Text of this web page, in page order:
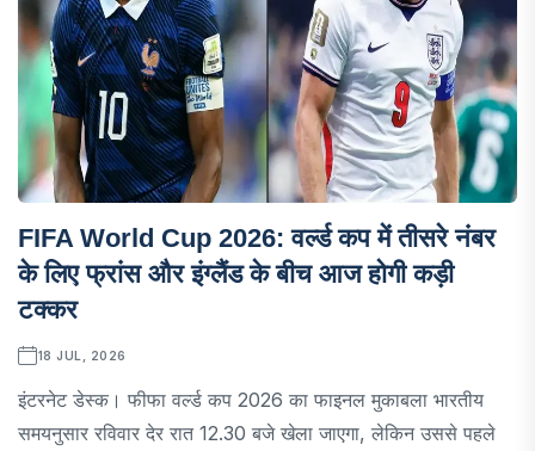
FIFA World Cup 2026: वर्ल्ड कप में तीसरे नंबर
के लिए फ्रांस और इंग्लैंड के बीच आज होगी कड़ी
टक्कर
18 JUL, 2026
इंटरनेट डेस्क। फीफा वर्ल्ड कप 2026 का फाइनल मुकाबला भारतीय
समयनुसार रविवार देर रात 12.30 बजे खेला जाएगा, लेकिन उससे पहले